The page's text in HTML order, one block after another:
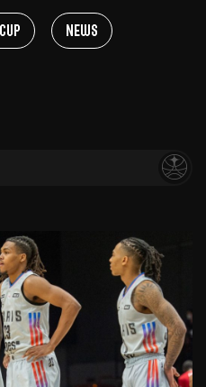
News